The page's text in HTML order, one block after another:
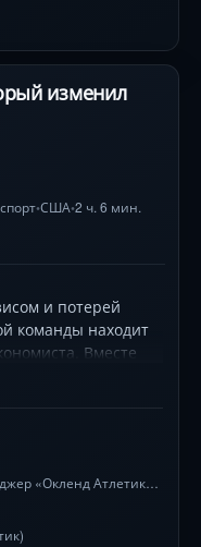
детищем. Бизнес-
и культовые
саги
изменил
спорт•США•2 ч. 6 мин.
и потерей
команды находит
Вместе
статистика
доверяя
отбракованные
победой подряд —